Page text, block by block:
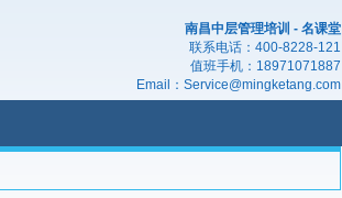
南昌中层管理培训 - 名课堂
联系电话： 400-8228-121
值班手机： 18971071887
Email： Service@mingketang.com